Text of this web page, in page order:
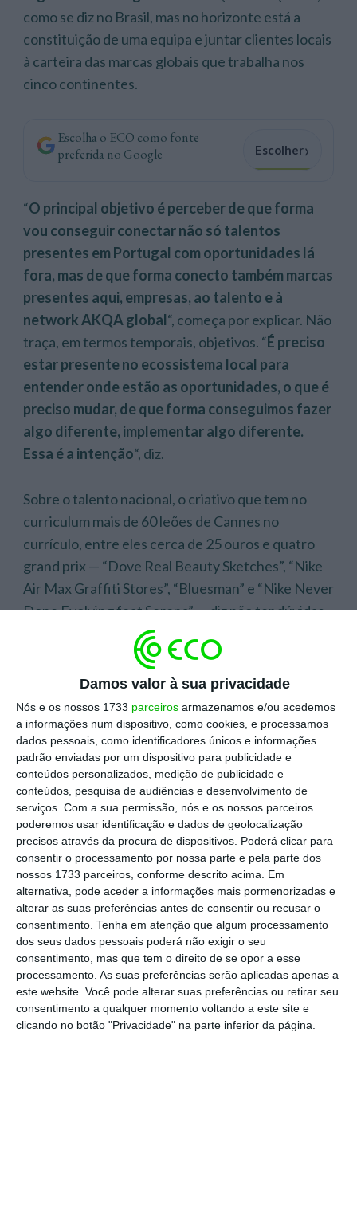
Damos valor à sua privacidade
Nós e os nossos 1733 parceiros armazenamos e/ou acedemos
a informações num dispositivo, como cookies, e processamos
dados pessoais, como identificadores únicos e informações
padrão enviadas por um dispositivo para publicidade e
conteúdos personalizados, medição de publicidade e
conteúdos, pesquisa de audiências e desenvolvimento de
serviços. Com a sua permissão, nós e os nossos parceiros
poderemos usar identificação e dados de geolocalização
precisos através da procura de dispositivos. Poderá clicar para
consentir o processamento por nossa parte e pela parte dos
nossos 1733 parceiros, conforme descrito acima. Em
alternativa, pode aceder a informações mais pormenorizadas e
alterar as suas preferências antes de consentir ou recusar o
consentimento. Tenha em atenção que algum processamento
dos seus dados pessoais poderá não exigir o seu
consentimento, mas que tem o direito de se opor a esse
processamento. As suas preferências serão aplicadas apenas a
este website. Você pode alterar suas preferências ou retirar seu
consentimento a qualquer momento voltando a este site e
clicando no botão "Privacidade" na parte inferior da página.
como se diz no Brasil, mas no horizonte está a
constituição de uma equipa e juntar clientes locais
à carteira das marcas globais que trabalha nos
cinco continentes.
Escolha o ECO como fonte
preferida no Google
Escolher›
“O principal objetivo é perceber de que forma
vou conseguir conectar não só talentos
presentes em Portugal com oportunidades lá
fora, mas de que forma conecto também marcas
presentes aqui, empresas, ao talento e à
network AKQA global“, começa por explicar. Não
traça, em termos temporais, objetivos. “É preciso
estar presente no ecossistema local para
entender onde estão as oportunidades, o que é
preciso mudar, de que forma conseguimos fazer
algo diferente, implementar algo diferente.
Essa é a intenção“, diz.
Sobre o talento nacional, o criativo que tem no
curriculum mais de 60 leões de Cannes no
currículo, entre eles cerca de 25 ouros e quatro
grand prix — “Dove Real Beauty Sketches”, “Nike
Air Max Graffiti Stores”, “Bluesman” e “Nike Never
Done Evolving feat Serena” — diz não ter dúvidas.
O talento existe, o que acho importante é
conseguirmos criar as condições para que
grandes talentos nacionais não precisem de ir lá
fora para crescer profissionalmente
Os orçamentos locais, feitos à medida do país,
também não parecem ser vistos como um
problema. “Vai muito de acordo com a forma como
abordamos cada projeto. Por vezes consegue-se
ser muito mais eficiente com menos pessoas,
mas pessoas muito capazes, que vão fazer ali
um sprint criativo e conseguem chegar a uma
ideia, que depois pode ser desenvolvida através
de um orçamento um pouquinho mais acessível”,
aponta.
Numa entrevista que é também um balanço
destes últimos 20 anos, o co-fundador da AKQA
São Paulo diz que parte do sucesso da sua carreira